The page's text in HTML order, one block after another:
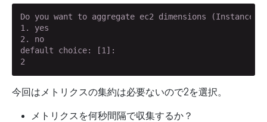
Do you want to aggregate ec2 dimensions
1. yes
2. no
default choice: [1]:
2
今回はメトリクスの集約は必要ないので2を選択。
メトリクスを何秒間隔で収集するか？